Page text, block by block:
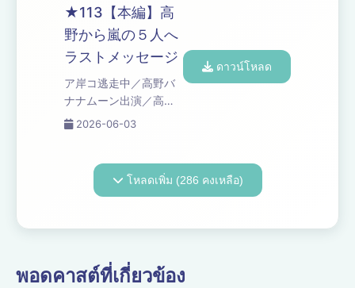
your ad choices. Visit
podcastchoices.com/adchoices
★113【本編】高
野から嵐の５人へ
ラストメッセージ
ア岸コ逃走中／高野バ
ナナムーン出演／高野
から嵐の５人へラスト
コーナー「高野ブルド
ッグのブチギレ漫談」
podcastchoices.com/adchoices
2026-06-03
ดาวน์โหลด
โหลดเพิ่ม (286 คงเหลือ)
พอดคาสต์ที่เกี่ยวข้อง